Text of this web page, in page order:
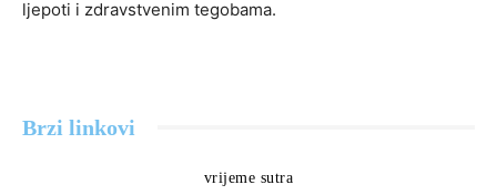
ljepoti i zdravstvenim tegobama.
Brzi linkovi
vrijeme sutra